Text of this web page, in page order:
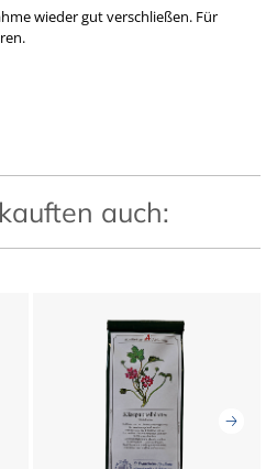
wieder gut verschließen. Für
auch: